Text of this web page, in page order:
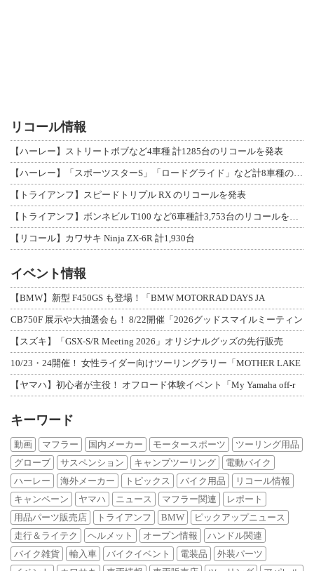
リコール情報
【ハーレー】ストリートボブなど4車種 計1285台のリコールを発表
【ハーレー】「スポーツスターS」「ロードグライド」など計8車種のリコールを発表
【トライアンフ】スピードトリプル RX のリコールを発表
【トライアンフ】ボンネビル T100 など6車種計3,753台のリコールを発表
【リコール】カワサキ Ninja ZX-6R 計1,930台
イベント情報
【BMW】新型 F450GS も登場！「BMW MOTORRAD DAYS JA
CB750F 展示や大抽選会も！ 8/22開催「2026グッドスマイルミーティン
【スズキ】「GSX-S/R Meeting 2026」オリジナルグッズの先行販売
10/23・24開催！ 女性ライダー向けツーリングラリー「MOTHER LAKE
【ヤマハ】初心者が主役！ オフロード体験イベント「My Yamaha off-r
キーワード
動画 マフラー 国内メーカー モータースポーツ
ツーリング用品
グローブ
サスペンション キャンプツーリング
電動バイク
ハーレー
海外メーカー トピックス バイク用品
リコール情報
キャンペーン
ヤマハ ニュース マフラー関連
レポート
用品パーツ販売店
トライアンフ BMW
ピックアップニュース
走行＆ライテク
ヘルメット オープン情報
ハンドル関連
バイク雑貨
輸入車 バイクイベント 電装品
外装パーツ